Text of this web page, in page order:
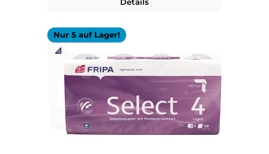
Details
Nur 5 auf Lager!